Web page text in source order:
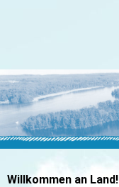
Willkommen an Land!